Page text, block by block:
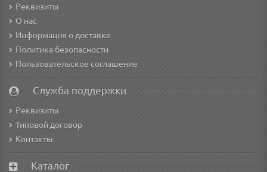
Реквизиты
О нас
Информация о доставке
Политика безопасности
Пользовательское соглашение
Служба поддержки
Реквизиты
Типовой договор
Контакты
Каталог